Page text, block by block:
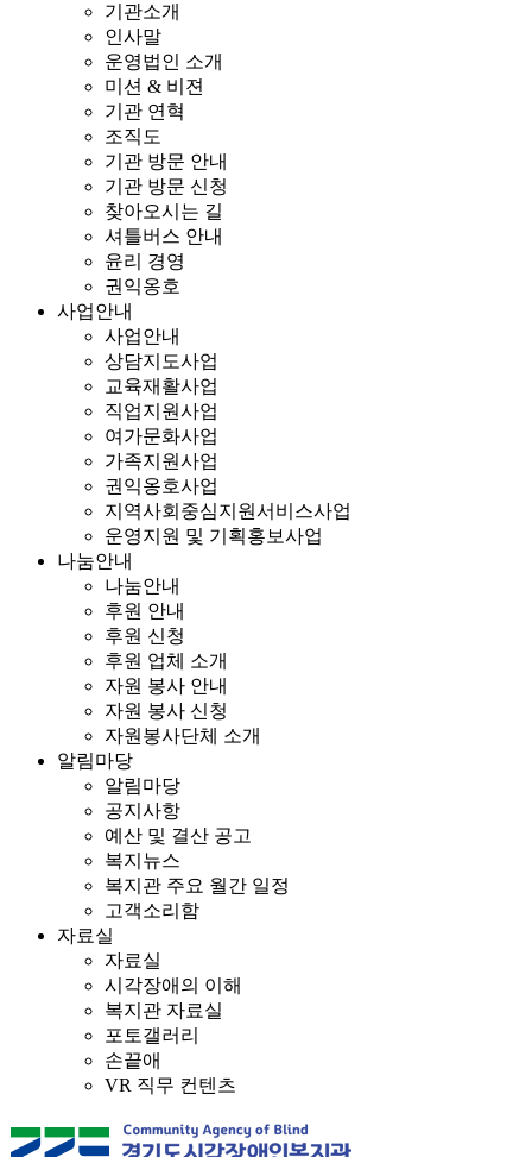
기관소개
인사말
운영법인 소개
미션 & 비젼
기관 연혁
조직도
기관 방문 안내
기관 방문 신청
찾아오시는 길
셔틀버스 안내
윤리 경영
권익옹호
사업안내
사업안내
상담지도사업
교육재활사업
직업지원사업
여가문화사업
가족지원사업
권익옹호사업
지역사회중심지원서비스사업
운영지원 및 기획홍보사업
나눔안내
나눔안내
후원 안내
후원 신청
후원 업체 소개
자원 봉사 안내
자원 봉사 신청
자원봉사단체 소개
알림마당
알림마당
공지사항
예산 및 결산 공고
복지뉴스
복지관 주요 월간 일정
고객소리함
자료실
자료실
시각장애의 이해
복지관 자료실
포토갤러리
손끝애
VR 직무 컨텐츠